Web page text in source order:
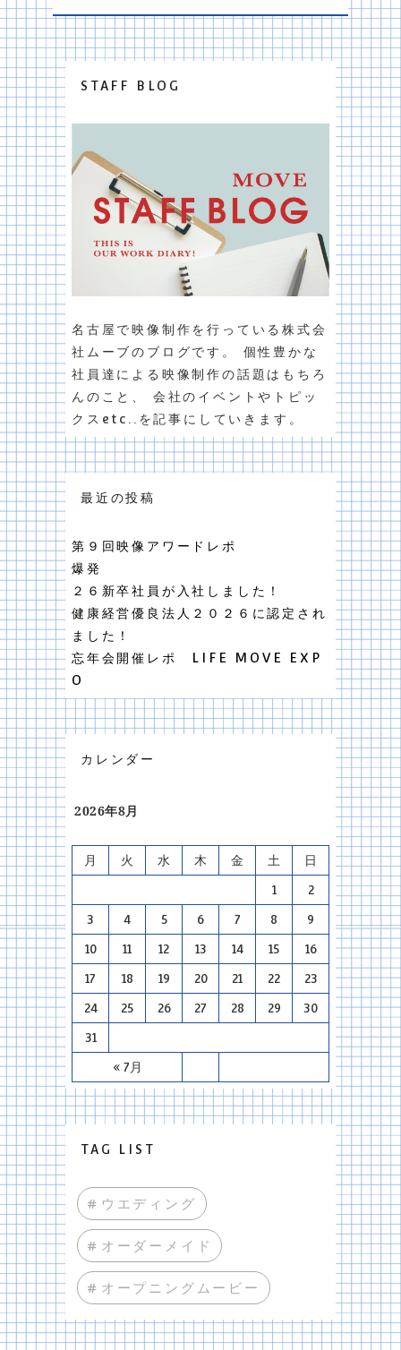
STAFF BLOG
名古屋で映像制作を行っている株式会
社ムーブのブログです。 個性豊かな
社員達による映像制作の話題はもちろ
んのこと、 会社のイベントやトピッ
クスetc..を記事にしていきます。
最近の投稿
第９回映像アワードレポ
爆発
２６新卒社員が入社しました！
健康経営優良法人２０２６に認定され
ました！
忘年会開催レポ LIFE MOVE EXP
O
カレンダー
2026年8月
月 火 水 木 金 土 日
« 7月
1 2
3 4 5 6 7 8 9
10 11 12 13 14 15 16
17 18 19 20 21 22 23
24 25 26 27 28 29 30
31
TAG LIST
#ウエディング
#オーダーメイド
#オープニングムービー